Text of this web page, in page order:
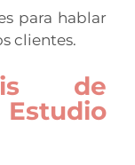
para hablar
clientes.
de